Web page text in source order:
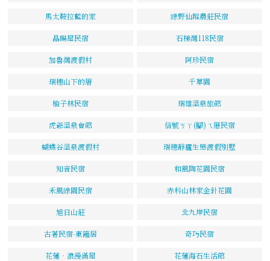
馬太鞍拉藍的家 綠野仙蹤農莊民宿
晶暘屋民宿 石梯灣118民宿
加魯灣渡假村 阿珍民宿
瑞穗山下的厝 千草園
柚子林民宿 瑞雄溫泉旅館
虎爺溫泉會館 信號ㄎㄚ(腳)ㄟ厝民宿
蝴蝶谷溫泉渡假村 瑞穗靜廬生態渡假別墅
知音民宿 和風陶花園民宿
禾風綠園民宿 赤科山林家金針花園
旭日山莊 北九岸民宿
古著民宿-東籬居 奇巧民宿
花蓮‧浪漫滿屋 花蓮海石生活館